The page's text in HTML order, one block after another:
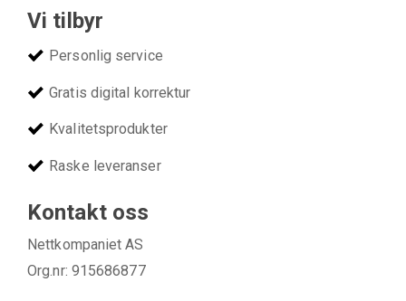
Vi tilbyr
Personlig service
Gratis digital korrektur
Kvalitetsprodukter
Raske leveranser
Kontakt oss
Nettkompaniet AS
Org.nr: 915686877